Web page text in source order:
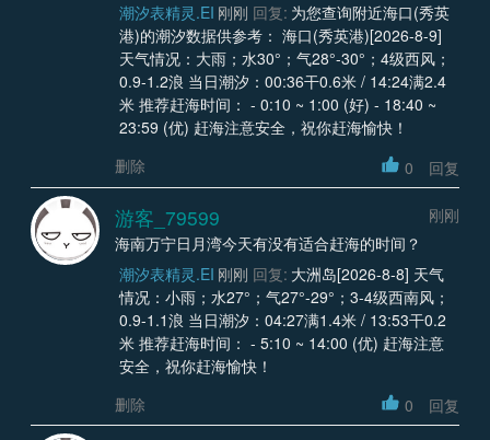
潮汐表精灵.EI 刚刚 回复: 为您查询附近海口(秀英
港)的潮汐数据供参考： 海口(秀英港)[2026-8-9]
天气情况：大雨；水30°；气28°-30°；4级西风；
0.9-1.2浪 当日潮汐：00:36干0.6米 / 14:24满2.4
米 推荐赶海时间： - 0:10 ~ 1:00 (好) - 18:40 ~
23:59 (优) 赶海注意安全，祝你赶海愉快！
删除
0 回复
游客_79599
刚刚
海南万宁日月湾今天有没有适合赶海的时间？
潮汐表精灵.EI 刚刚 回复: 大洲岛[2026-8-8] 天气
情况：小雨；水27°；气27°-29°；3-4级西南风；
0.9-1.1浪 当日潮汐：04:27满1.4米 / 13:53干0.2
米 推荐赶海时间： - 5:10 ~ 14:00 (优) 赶海注意
安全，祝你赶海愉快！
删除
0 回复